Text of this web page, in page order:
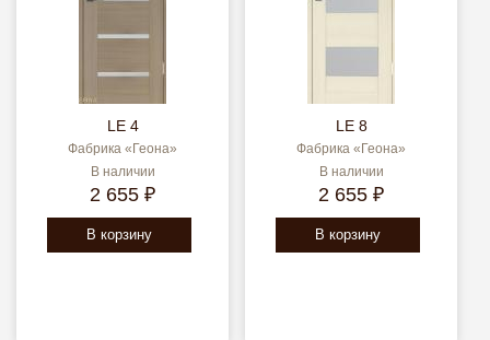
LE 4
Фабрика «Геона»
В наличии
2 655 ₽
В корзину
LE 8
Фабрика «Геона»
В наличии
2 655 ₽
В корзину